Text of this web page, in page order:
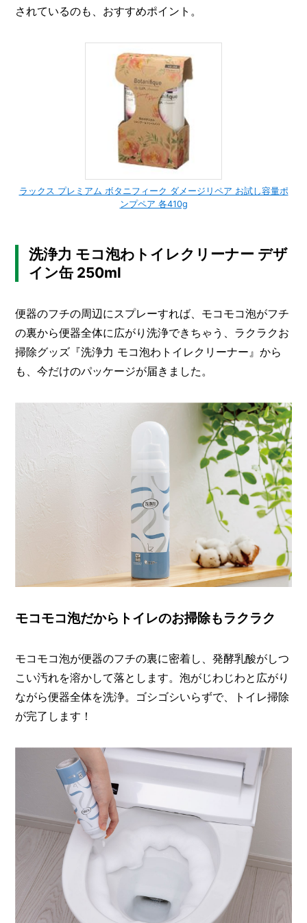
されているのも、おすすめポイント。
ラックス プレミアム ボタニフィーク ダメージリペア お試し容量ポ
ンプペア 各410g
洗浄力 モコ泡わトイレクリーナー デザ
イン缶 250ml
便器のフチの周辺にスプレーすれば、モコモコ泡がフチ
の裏から便器全体に広がり洗浄できちゃう、ラクラクお
掃除グッズ『洗浄力 モコ泡わトイレクリーナー』から
も、今だけのパッケージが届きました。
モコモコ泡だからトイレのお掃除もラクラク
モコモコ泡が便器のフチの裏に密着し、発酵乳酸がしつ
こい汚れを溶かして落とします。泡がじわじわと広がり
ながら便器全体を洗浄。ゴシゴシいらずで、トイレ掃除
が完了します！